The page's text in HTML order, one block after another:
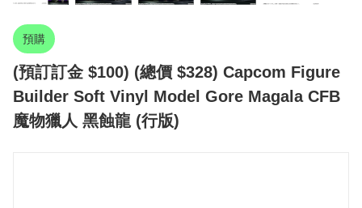
預購
(預訂訂金 $100) (總價 $328) Capcom Figure
Builder Soft Vinyl Model Gore Magala CFB
魔物獵人 黑蝕龍 (行版)